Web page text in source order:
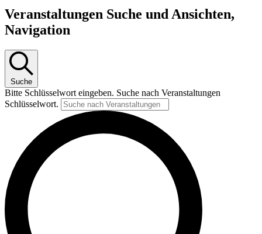
Veranstaltungen Suche und Ansichten,
Navigation
Suche
Bitte Schlüsselwort eingeben. Suche nach Veranstaltungen
Schlüsselwort.